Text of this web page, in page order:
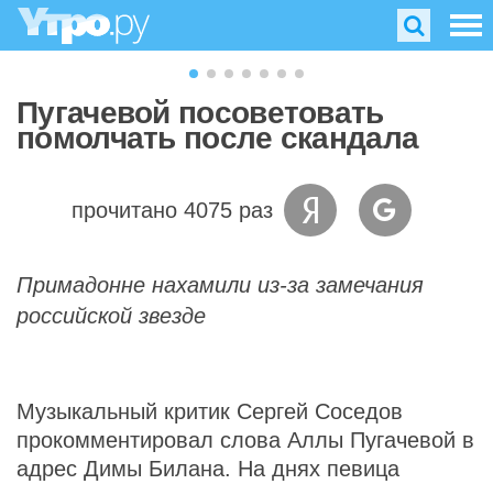
Пугачевой посоветовать
помолчать после скандала
прочитано 4075 раз
Примадонне нахамили из-за замечания
российской звезде
Музыкальный критик Сергей Соседов
прокомментировал слова Аллы Пугачевой в
адрес Димы Билана. На днях певица